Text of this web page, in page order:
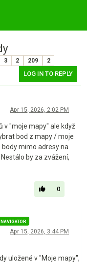
3 2 209 2
LOG IN TO REPLY
Apr 15, 2026, 2:02 PM
v "moje mapy" ale když
bod z mapy / moje
mimo adresy na
by za zvážení,
0
Apr 15, 2026, 3:44 PM
uložené v "Moje mapy",